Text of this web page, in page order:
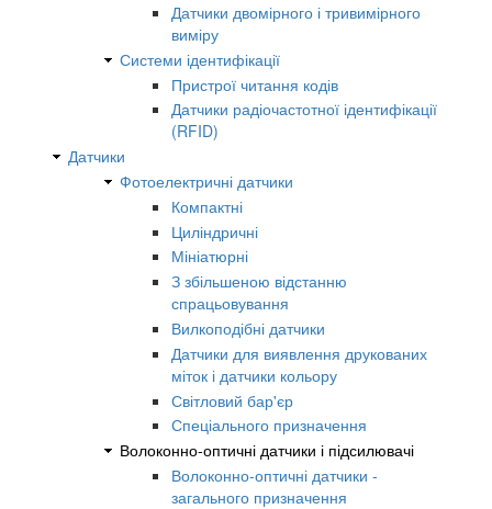
Датчики двомірного і тривимірного
виміру
Системи ідентифікації
Пристрої читання кодів
Датчики радіочастотної ідентифікації
(RFID)
Датчики
Фотоелектричні датчики
Компактні
Циліндричні
Мініатюрні
З збільшеною відстанню
спрацьовування
Вилкоподібні датчики
Датчики для виявлення друкованих
міток і датчики кольору
Світловий бар'єр
Спеціального призначення
Волоконно-оптичні датчики і підсилювачі
Волоконно-оптичні датчики -
загального призначення